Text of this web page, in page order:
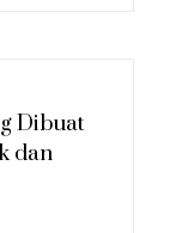
Dibuat
dan